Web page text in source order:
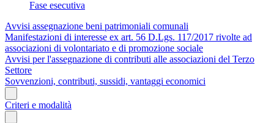
Fase esecutiva
Avvisi assegnazione beni patrimoniali comunali
Manifestazioni di interesse ex art. 56 D.Lgs. 117/2017 rivolte ad
associazioni di volontariato e di promozione sociale
Avvisi per l'assegnazione di contributi alle associazioni del Terzo
Settore
Sovvenzioni, contributi, sussidi, vantaggi economici
Criteri e modalità